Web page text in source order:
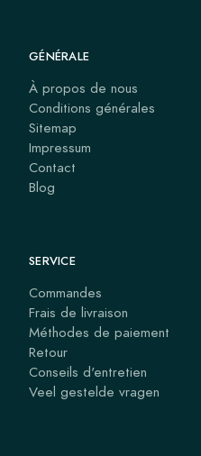
GÉNÉRALE
À propos de nous
Conditions générales
Sitemap
Impressum
Contact
Blog
SERVICE
Commandes
Frais de livraison
Méthodes de paiement
Retour
Conseils d'entretien
Veel gestelde vragen